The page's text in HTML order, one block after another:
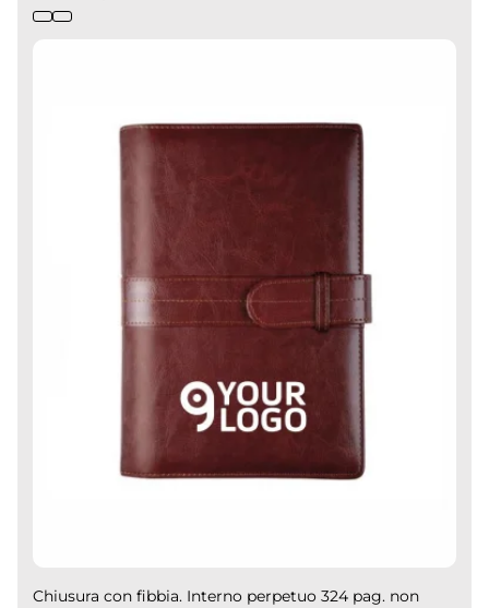
Chiusura con fibbia. Interno perpetuo 324 pag. non